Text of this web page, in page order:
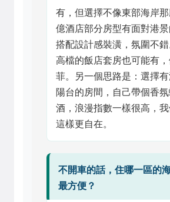
有，但選擇不像東部海岸
億酒店部分房型有面對港景
搭配設計感裝潢，氛圍不
高檔的飯店套房也可能有
菲。另一個思路是：選擇
陽台的房間，自己帶個香
酒，浪漫指數一樣很高，
這樣更自在。
不開車的話，住哪一區的
最方便？